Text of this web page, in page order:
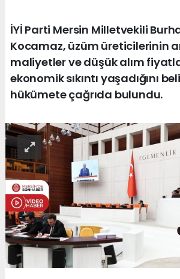
İYİ Parti Mersin Milletvekili
Kocamaz, üzüm üreticilerinin
maliyetler ve düşük alım
ekonomik sıkıntı yaşadığını
hükümete çağrıda bulundu.